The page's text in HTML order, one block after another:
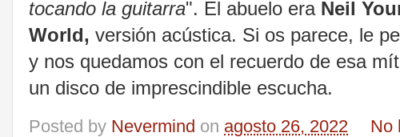
tocando la guitarra". El abuelo era Neil
World, versión acústica. Si os parece, le
y nos quedamos con el recuerdo de esa
un disco de imprescindible escucha.
Posted by Nevermind on agosto 26, 2022
No